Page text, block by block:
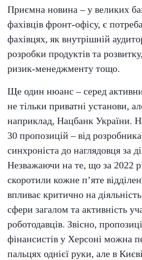
Приємна новина – у великих
фахівців фронт-офісу, є
фахівцях, як внутрішній
розробки продуктів та
ризик-менеджменту тощо.
Ще один нюанс – серед
не тільки приватні установи,
наприклад, Нацбанк України.
30 пропозицій – від
синхроніста до наглядовця за
Незважаючи на те, що за 2022
скоротили кожне п’яте
впливає критично на
сфери загалом та активність
роботодавців. Звісно,
фінансистів у Херсоні можна
пальцях однієї руки, але в